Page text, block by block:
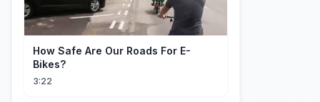
How Safe Are Our Roads For E-
Bikes?
3:22